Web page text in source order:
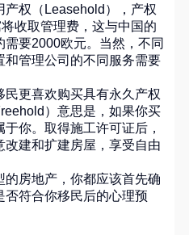
产权（Leasehold），产权
收取管理费，这与中国的
要2000欧元。当然，不同
管理公司的不同服务需要
更喜欢购买具有永久产权
）意思是，如果你买
你。取得施工许可证后，
建和扩建房屋，享受自由
房地产，你都应该首先确
符合你移民后的心理预